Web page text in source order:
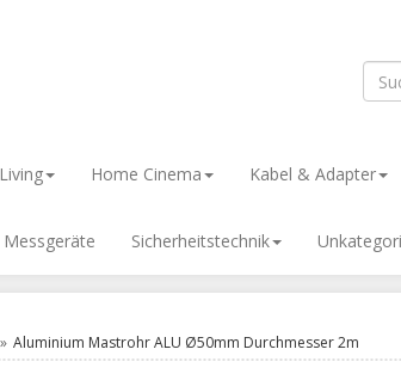
Home Cinema Kabel & Adapter
Sicherheitstechnik
Aluminium Mastrohr ALU Ø50mm Durchmesser 2m